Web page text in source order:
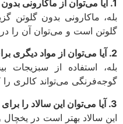
ماکارونی بدون گلوتن
است و می‌توان آن را در این
استفاده از سبزیجات
می‌تواند کالری را
سالاد بهتر است در یخچال و